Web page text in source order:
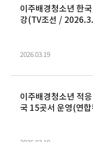
이주배경청소년 한
강(TV조선 /
2026.03.19
이주배경청소년 적
국 15곳서 운영(연